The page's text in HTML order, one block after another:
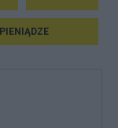
PIENIĄDZE